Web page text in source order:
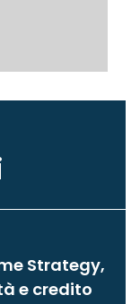
Strategy,
e credito